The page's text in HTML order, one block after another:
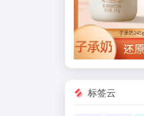
标签云